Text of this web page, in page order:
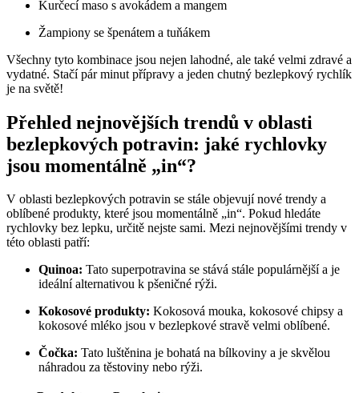
Kurčecí maso s avokádem a mangem
Žampiony se špenátem a tuňákem
Všechny tyto kombinace jsou nejen lahodné, ale také velmi zdravé a
vydatné. Stačí pár minut přípravy a jeden chutný bezlepkový rychlík
je na světě!
Přehled nejnovějších trendů v oblasti
bezlepkových potravin: jaké rychlovky
jsou momentálně „in“?
V oblasti bezlepkových potravin se stále objevují nové trendy a
oblíbené produkty, které jsou momentálně „in“. Pokud hledáte
rychlovky bez lepku, určitě nejste sami. Mezi nejnovějšími trendy v
této oblasti patří:
Quinoa: Tato superpotravina se stává stále populárnější a je
ideální alternativou k pšeničné rýži.
Kokosové produkty: Kokosová mouka, kokosové chipsy a
kokosové mléko jsou v bezlepkové stravě velmi oblíbené.
Čočka: Tato luštěnina je bohatá na bílkoviny a je skvělou
náhradou za těstoviny nebo rýži.